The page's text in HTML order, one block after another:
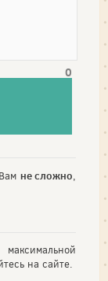
0
не сложно,
на сайте.